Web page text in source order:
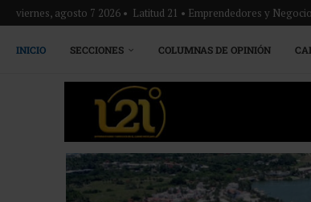
viernes, agosto 7 2026 • Latitud 21 • Emprendedores y
INICIO SECCIONES COLUMNAS DE OPINIÓN